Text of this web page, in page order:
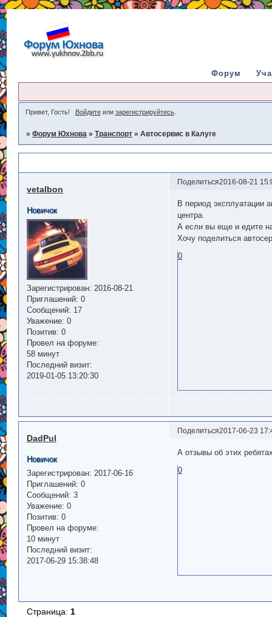
Форум
Привет, Гость! Войдитеили зарегистрируйтесь.
»Форум Юхнова »Транспорт »Автосервис в Калуге
Поделиться2016-08-21
vetalbon
Новичок
Зарегистрирован: 2016-08-21
Приглашений: 0
Сообщений: 17
Уважение: 0
Позитив: 0
Провел на форуме:
58 минут
Последний визит:
2019-01-05 13:20:30
В период эксплуатации
центра.
А если вы еще и едите
Хочу поделиться
0
Поделиться2017-06-23
DadPul
Новичок
Зарегистрирован: 2017-06-16
Приглашений: 0
Сообщений: 3
Уважение: 0
Позитив: 0
Провел на форуме:
10 минут
Последний визит:
2017-06-29 15:38:48
А отзывы об этих
0
Страница: 1